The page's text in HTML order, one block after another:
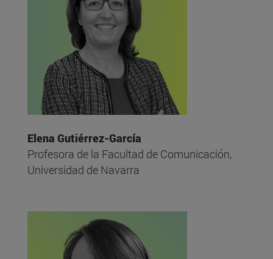
Elena Gutiérrez-García
Profesora de la Facultad de Comunicación,
Universidad de Navarra